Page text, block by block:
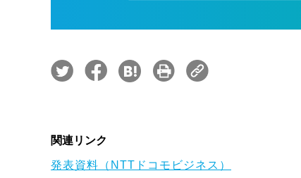
関連リンク
発表資料（NTTドコモビジネス）